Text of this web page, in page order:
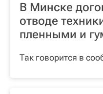
В Минске
отводе
пленными и
Так говорится в